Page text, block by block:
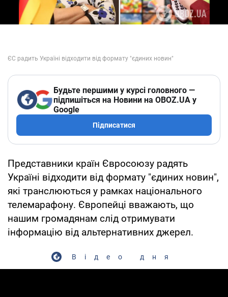
Будьте першими у курсі головного —
підпишіться на Новини на OBOZ.UA у
Google
Підписатися
Представники країн Євросоюзу радять
Україні відходити від формату "єдиних новин",
які транслюються у рамках національного
телемарафону. Європейці вважають, що
нашим громадянам слід отримувати
інформацію від альтернативних джерел.
Відео дня